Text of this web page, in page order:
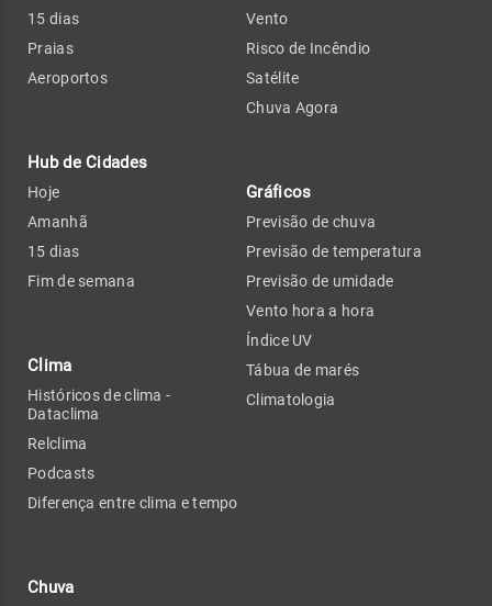
15 dias
Praias
Aeroportos
Hub de Cidades
Hoje
Amanhã
15 dias
Fim de semana
Clima
Históricos de clima -
Dataclima
Relclima
Podcasts
Diferença entre clima e tempo
Chuva
Vento
Risco de Incêndio
Satélite
Chuva Agora
Gráficos
Previsão de chuva
Previsão de temperatura
Previsão de umidade
Vento hora a hora
Índice UV
Tábua de marés
Climatologia